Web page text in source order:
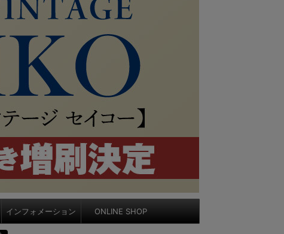
インフォメーション ONLINE SHOP